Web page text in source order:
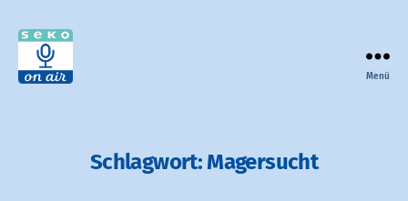
Menü
Schlagwort:Magersucht